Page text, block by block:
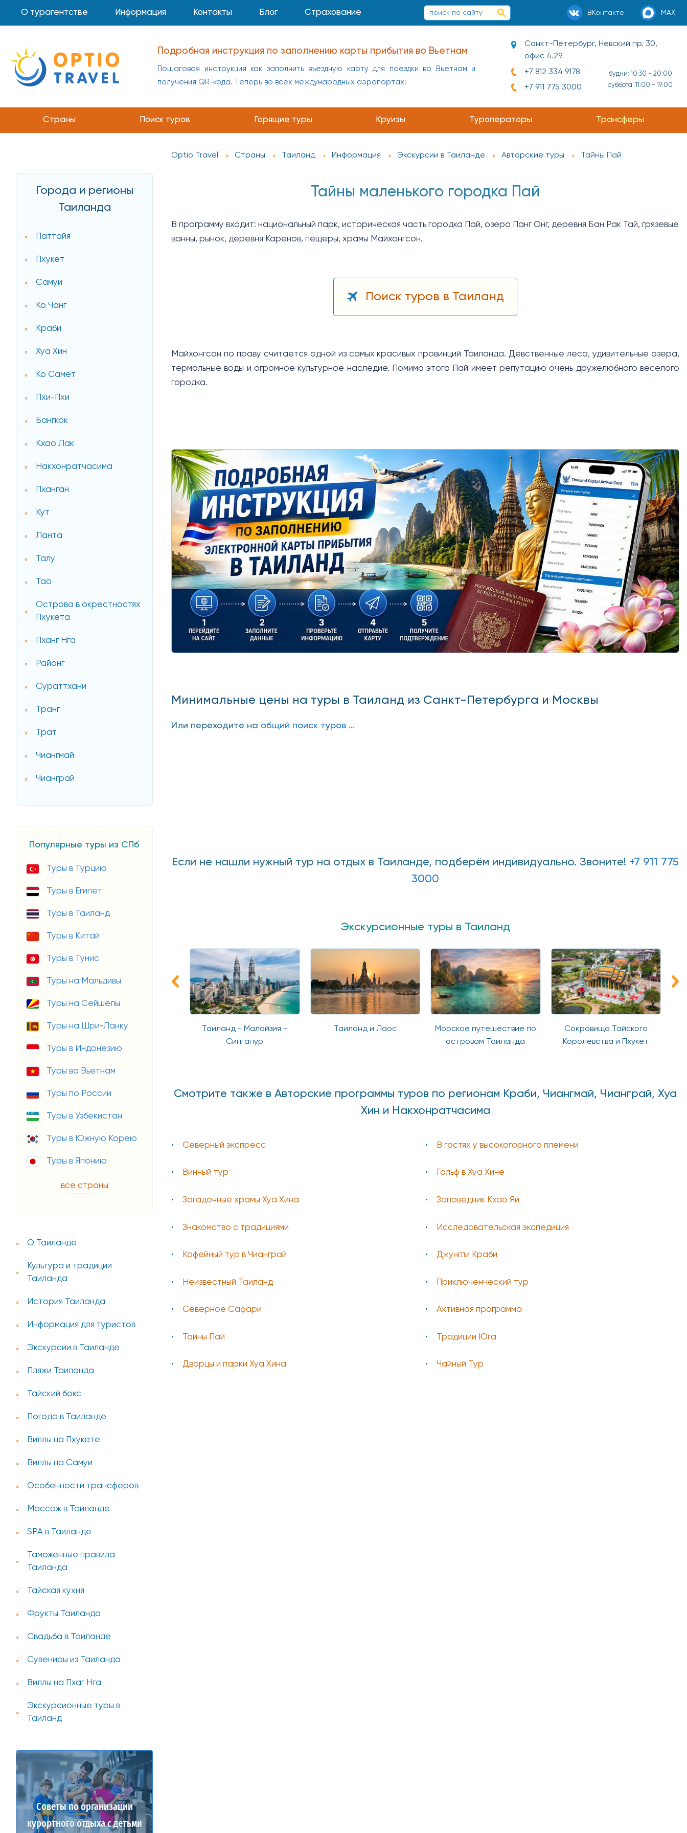
О турагентстве Информация Контакты Блог Страхование ВКонтакте MAX
Подробная инструкция по заполнению карты прибытия во Вьетнам
Пошаговая инструкция как заполнить въездную карту для поездки во Вьетнам и
получения QR-кода. Теперь во всех международных аэропортах!
Санкт-Петербург, Невский пр. 30,
офис 4.29
+7 812 334 9178
+7 911 775 3000
будни: 10:30 - 20:00
суббота: 11:00 - 19:00
Страны Поиск туров Горящие туры Круизы Туроператоры Трансферы
Города и регионы
Таиланда
Паттайя
Пхукет
Самуи
Ко Чанг
Краби
Хуа Хин
Ко Самет
Пхи-Пхи
Бангкок
Кхао Лак
Накхонратчасима
Пханган
Кут
Ланта
Талу
Тао
Острова в окрестностях
Пхукета
Пханг Нга
Районг
Сураттхани
Транг
Трат
Чиангмай
Чианграй
Популярные туры из СПб
Туры в Турцию
Туры в Египет
Туры в Таиланд
Туры в Китай
Туры в Тунис
Туры на Мальдивы
Туры на Сейшелы
Туры на Шри-Ланку
Туры в Индонезию
Туры во Вьетнам
Туры по России
Туры в Узбекистан
Туры в Южную Корею
Туры в Японию
все страны
О Таиланде
Культура и традиции
Таиланда
История Таиланда
Информация для туристов
Экскурсии в Таиланде
Пляжи Таиланда
Тайский бокс
Погода в Таиланде
Виллы на Пхукете
Виллы на Самуи
Особенности трансферов
Массаж в Таиланде
SPA в Таиланде
Таможенные правила
Таиланда
Тайская кухня
Фрукты Таиланда
Свадьба в Таиланде
Сувениры из Таиланда
Виллы на Пхаг Нга
Экскурсионные туры в
Таиланд
Советы по организации
курортного отдыха с детьми
Optio Travel Страны Таиланд Информация Экскурсии в Таиланде Авторские туры Тайны Пай
Тайны маленького городка Пай
В программу входит: национальный парк, историческая часть городка Пай, озеро Панг Онг, деревня Бан Рак Тай, грязевые
ванны, рынок, деревня Каренов, пещеры, храмы Майхонгсон.
Поиск туров в Таиланд
Майхонгсон по праву считается одной из самых красивых провинций Таиланда. Девственные леса, удивительные озера,
термальные воды и огромное культурное наследие. Помимо этого Пай имеет репутацию очень дружелюбного веселого
городка.
Минимальные цены на туры в Таиланд из Санкт-Петербурга и Москвы
Или переходите на общий поиск туров ...
Если не нашли нужный тур на отдых в Таиланде, подберём индивидуально. Звоните! +7 911 775
3000
Экскурсионные туры в Таиланд
- Мьянма
Таиланд - Лаос - Камбоджа
Таиланд - Малайзия -
Сингапур
Таиланд и Лаос
Морское путешествие по
островам Таиланда
Сокровища Тайского
Королевства и Пхукет
Смотрите также в Авторские программы туров по регионам Краби, Чиангмай, Чианграй, Хуа
Хин и Накхонратчасима
Cеверный экспресс В гостях у высокогорного племени
Винный тур Гольф в Хуа Хине
Загадочные храмы Хуа Хина Заповедник Кхао Яй
Знакомство с традициями Исследовательская экспедиция
Кофейный тур в Чианграй Джунгли Краби
Неизвестный Таиланд Приключенческий тур
Северное Сафари Активная программа
Тайны Пай Традиции Юга
Дворцы и парки Хуа Хина Чайный Тур